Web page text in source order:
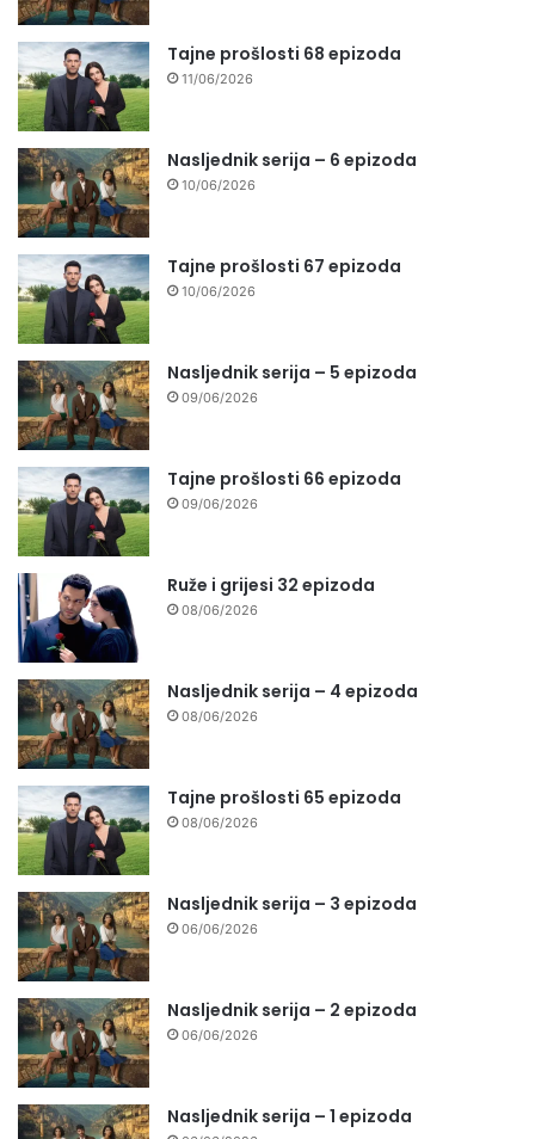
Tajne prošlosti 68 epizoda
11/06/2026
Nasljednik serija – 6 epizoda
10/06/2026
Tajne prošlosti 67 epizoda
10/06/2026
Nasljednik serija – 5 epizoda
09/06/2026
Tajne prošlosti 66 epizoda
09/06/2026
Ruže i grijesi 32 epizoda
08/06/2026
Nasljednik serija – 4 epizoda
08/06/2026
Tajne prošlosti 65 epizoda
08/06/2026
Nasljednik serija – 3 epizoda
06/06/2026
Nasljednik serija – 2 epizoda
06/06/2026
Nasljednik serija – 1 epizoda